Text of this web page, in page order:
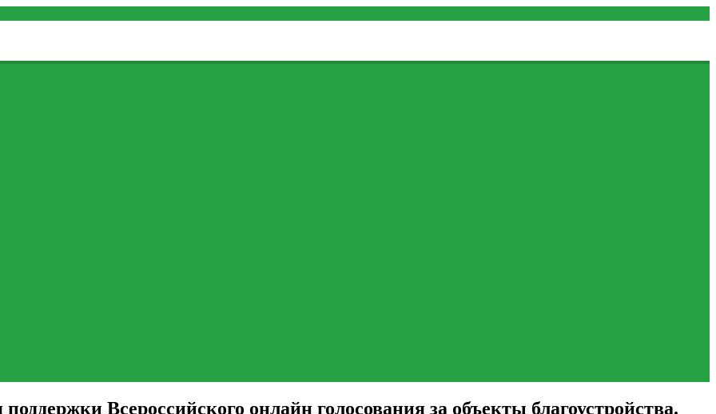
Всероссийского онлайн голосования за объекты благоустройства.